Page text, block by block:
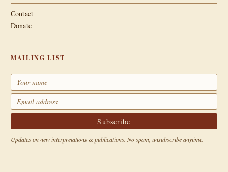
Contact
Donate
MAILING LIST
Updates on new interpretations & publications. No spam, unsubscribe anytime.